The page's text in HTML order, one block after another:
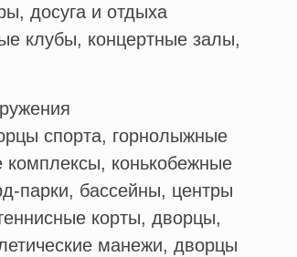
досуга и отдыха
клубы, концертные залы,
спорта, горнолыжные
конькобежные
парки, бассейны, центры
корты, дворцы,
манежи, дворцы